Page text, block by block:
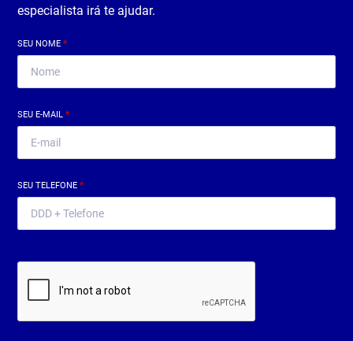
especialista irá te ajudar.
SEU NOME*
SEU E-MAIL*
SEU TELEFONE*